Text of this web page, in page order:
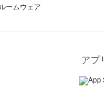
ルームウェア
アプ